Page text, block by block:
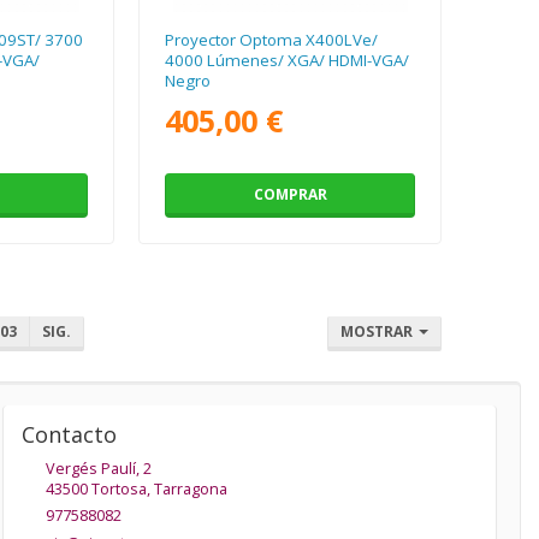
3700
Proyector Optoma X400LVe/
4000 Lúmenes/ XGA/ HDMI-VGA/
Negro
405,00 €
COMPRAR
03 SIG. MOSTRAR
Contacto
Vergés Paulí, 2
43500Tortosa,Tarragona
977588082